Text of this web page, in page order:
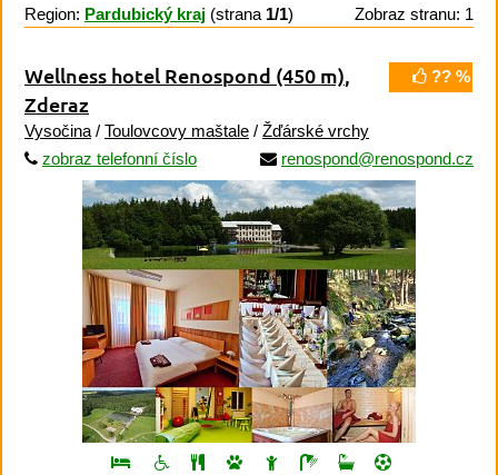
Region: Pardubický kraj (strana 1/1) Zobraz stranu: 1
?? %
Wellness hotel Renospond (450 m),
Zderaz
Vysočina / Toulovcovy maštale / Žďárské vrchy
zobraz telefonní číslo
renospond@renospond.cz